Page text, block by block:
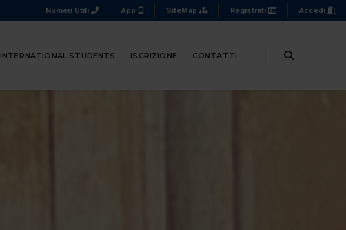
Numeri Utili App SiteMap Registrati Accedi
INTERNATIONAL STUDENTS ISCRIZIONE CONTATTI